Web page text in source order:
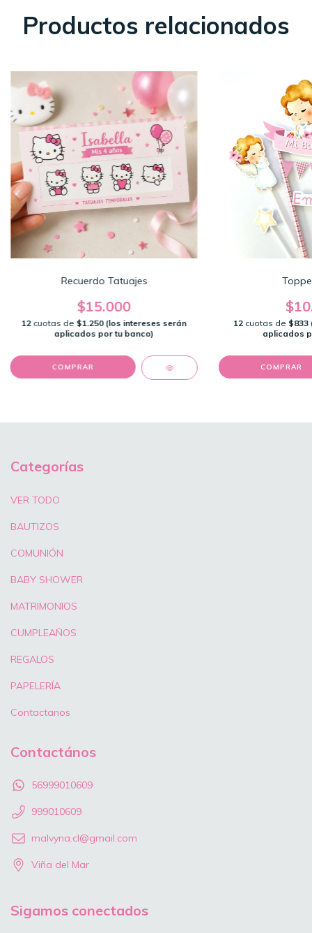
Productos relacionados
Recuerdo Tatuajes
$15.000
12 cuotas de $1.250 (los intereses serán
aplicados por tu banco)
COMPRAR
12 cuotas de $833
aplicados
Categorías
VER TODO
BAUTIZOS
COMUNIÓN
BABY SHOWER
MATRIMONIOS
CUMPLEAÑOS
REGALOS
PAPELERÍA
Contactanos
Contactános
56999010609
999010609
malvyna.cl@gmail.com
Viña del Mar
Sigamos conectados